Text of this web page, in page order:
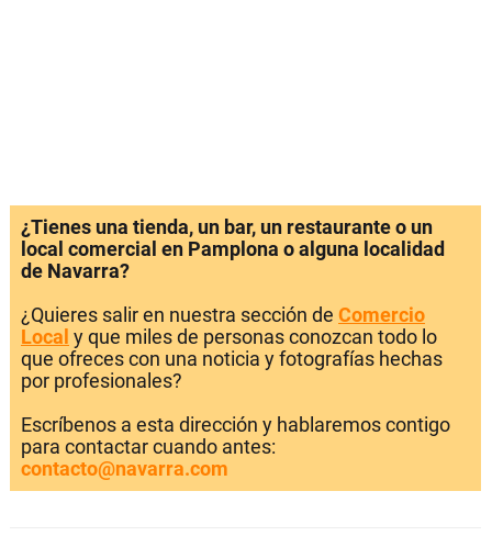
¿Tienes una tienda, un bar, un restaurante o un
local comercial en Pamplona o alguna localidad
de Navarra?
¿Quieres salir en nuestra sección de Comercio
Local y que miles de personas conozcan todo lo
que ofreces con una noticia y fotografías hechas
por profesionales?
Escríbenos a esta dirección y hablaremos contigo
para contactar cuando antes:
contacto@navarra.com